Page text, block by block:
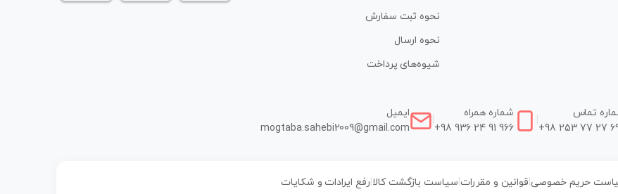
نحوه ثبت سفارش
نحوه ارسال
شیوه‌های پرداخت
تماس
+98 253 77 27
شماره همراه
+98 936 24 91 966
ایمیل
mogtaba.sahebi2009@gmail.com
حریم خصوصی| قوانین و مقررات سیاست بازگشت کالا رفع ایرادات و شکایات